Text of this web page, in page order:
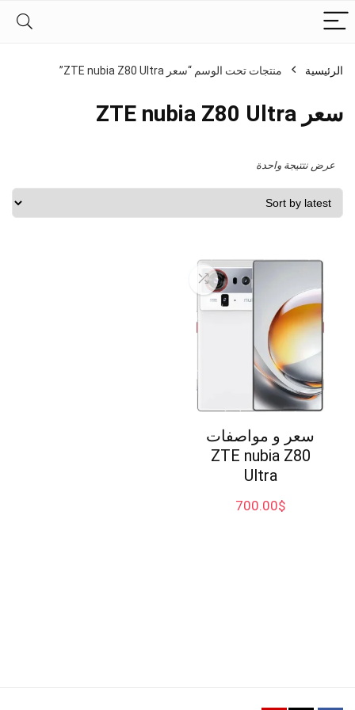
الرئيسية منتجات تحت الوسم “سعر ZTE nubia Z80 Ultra”
سعر ZTE nubia Z80 Ultra
عرض نتتيجة واحدة
سعر و مواصفات
ZTE nubia Z80
Ultra
$
700.00